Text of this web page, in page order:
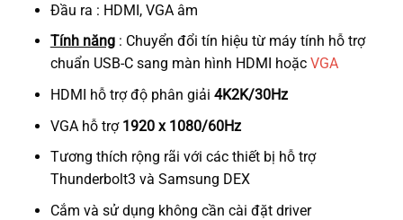
Đầu ra : HDMI, VGA âm
Tính năng: Chuyển đổi tín hiệu từ máy tính hỗ trợ
chuẩn USB-C sang màn hình HDMI hoặc VGA
HDMI hỗ trợ độ phân giải 4K2K/30Hz
VGA hỗ trợ 1920 x 1080/60Hz
Tương thích rộng rãi với các thiết bị hỗ trợ
Thunderbolt3 và Samsung DEX
Cắm và sử dụng không cần cài đặt driver